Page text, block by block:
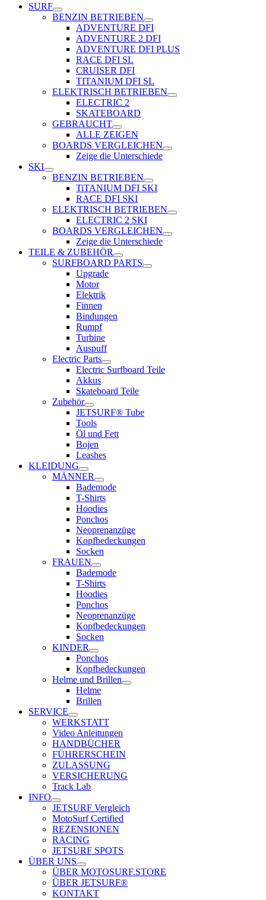
Français
SURF
BENZIN BETRIEBEN
ADVENTURE DFI
ADVENTURE 2 DFI
ADVENTURE DFI PLUS
RACE DFI SL
CRUISER DFI
TITANIUM DFI SL
ELEKTRISCH BETRIEBEN
ELECTRIC 2
SKATEBOARD
GEBRAUCHT
ALLE ZEIGEN
BOARDS VERGLEICHEN
Zeige die Unterschiede
SKI
BENZIN BETRIEBEN
TiTANIUM DFI SKI
RACE DFI SKI
ELEKTRISCH BETRIEBEN
ELECTRIC 2 SKI
BOARDS VERGLEICHEN
Zeige die Unterschiede
TEILE & ZUBEHÖR
SURFBOARD PARTS
Upgrade
Motor
Elektrik
Finnen
Bindungen
Rumpf
Turbine
Auspuff
Electric Parts
Electric Surfboard Teile
Akkus
Skateboard Teile
Zubehör
JETSURF® Tube
Tools
Öl und Fett
Bojen
Leashes
KLEIDUNG
MÄNNER
Bademode
T-Shirts
Hoodies
Ponchos
Neoprenanzüge
Kopfbedeckungen
Socken
FRAUEN
Bademode
T-Shirts
Hoodies
Ponchos
Neoprenanzüge
Kopfbedeckungen
Socken
KINDER
Ponchos
Kopfbedeckungen
Helme und Brillen
Helme
Brillen
SERVICE
WERKSTATT
Video Anleitungen
HANDBÜCHER
FÜHRERSCHEIN
ZULASSUNG
VERSICHERUNG
Track Lab
INFO
JETSURF Vergleich
MotoSurf Certified
REZENSIONEN
RACING
JETSURF SPOTS
ÜBER UNS
ÜBER MOTOSURF.STORE
ÜBER JETSURF®
KONTAKT